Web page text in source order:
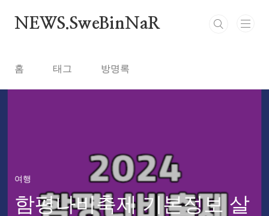
NEWS.SweBinNaR
홈 태그 방명록
여행
함평나비축제 기본정보 살